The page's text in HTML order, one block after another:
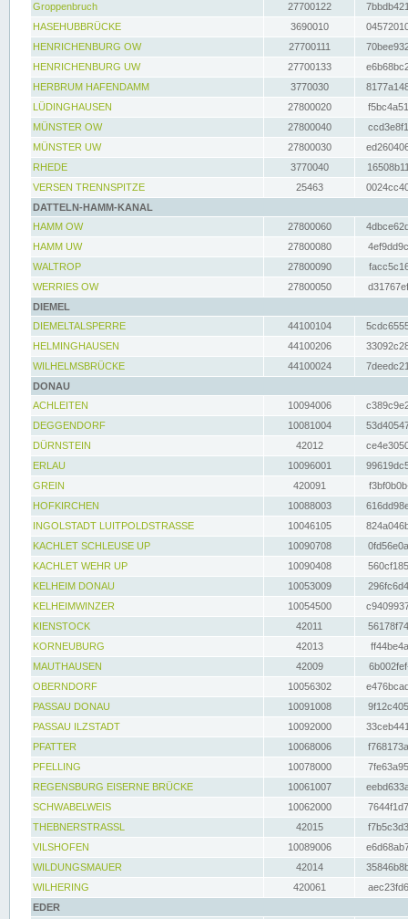
Groppenbruch
27700122
HASEHUBBRÜCKE
3690010
HENRICHENBURG OW
27700111
HENRICHENBURG UW
27700133
HERBRUM HAFENDAMM
3770030
LÜDINGHAUSEN
27800020
MÜNSTER OW
27800040
MÜNSTER UW
27800030
RHEDE
3770040
VERSEN TRENNSPITZE
25463
DATTELN-HAMM-KANAL
HAMM OW
27800060
HAMM UW
27800080
WALTROP
27800090
WERRIES OW
27800050
DIEMEL
DIEMELTALSPERRE
44100104
HELMINGHAUSEN
44100206
WILHELMSBRÜCKE
44100024
DONAU
ACHLEITEN
10094006
DEGGENDORF
10081004
DÜRNSTEIN
42012
ERLAU
10096001
GREIN
420091
HOFKIRCHEN
10088003
INGOLSTADT LUITPOLDSTRASSE
10046105
KACHLET SCHLEUSE UP
10090708
KACHLET WEHR UP
10090408
KELHEIM DONAU
10053009
KELHEIMWINZER
10054500
KIENSTOCK
42011
KORNEUBURG
42013
MAUTHAUSEN
42009
OBERNDORF
10056302
PASSAU DONAU
10091008
PASSAU ILZSTADT
10092000
PFATTER
10068006
PFELLING
10078000
REGENSBURG EISERNE BRÜCKE
10061007
SCHWABELWEIS
10062000
THEBNERSTRASSL
42015
VILSHOFEN
10089006
WILDUNGSMAUER
42014
WILHERING
420061
EDER